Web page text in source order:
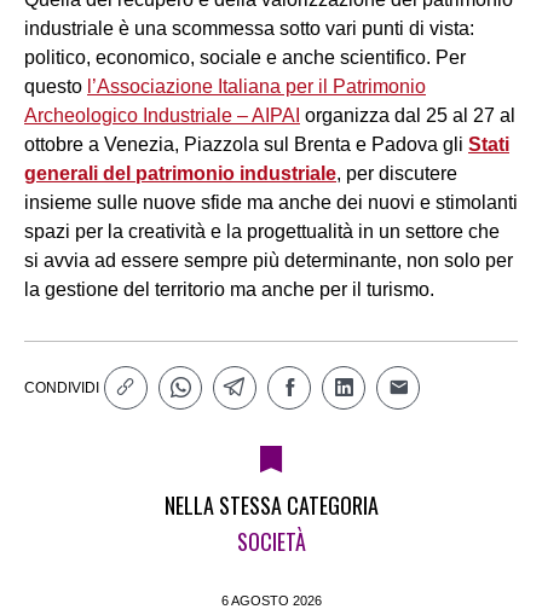
industriale è una scommessa sotto vari punti di vista:
politico, economico, sociale e anche scientifico. Per
questo l’Associazione Italiana per il Patrimonio
Archeologico Industriale – AIPAI organizza dal 25 al 27 al
ottobre a Venezia, Piazzola sul Brenta e Padova gli Stati
generali del patrimonio industriale, per discutere
insieme sulle nuove sfide ma anche dei nuovi e stimolanti
spazi per la creatività e la progettualità in un settore che
si avvia ad essere sempre più determinante, non solo per
la gestione del territorio ma anche per il turismo.
CONDIVIDI
NELLA STESSA CATEGORIA
SOCIETÀ
6 AGOSTO 2026